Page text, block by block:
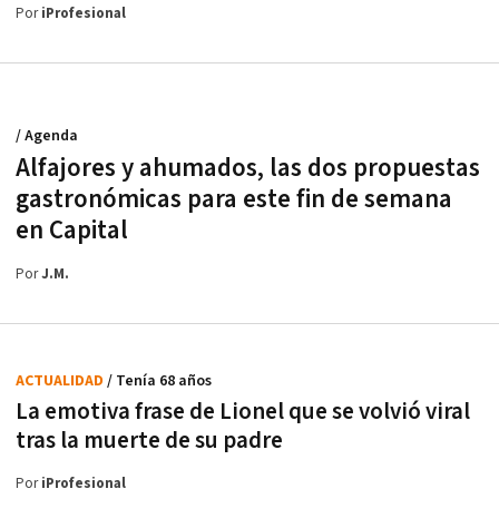
PoriProfesional
Alfajores y ahumados, las dos propuestas
gastronómicas para este fin de semana
en Capital
/ Agenda
PorJ.M.
La emotiva frase de Lionel que se volvió viral
tras la muerte de su padre
ACTUALIDAD / Tenía 68 años
PoriProfesional